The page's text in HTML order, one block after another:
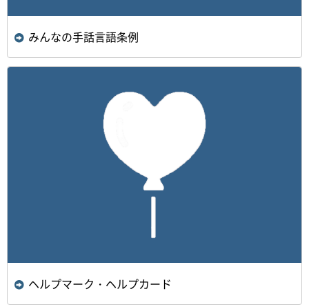
みんなの手話言語条例
ヘルプマーク・ヘルプカード